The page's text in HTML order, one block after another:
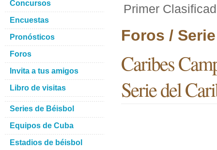
Primer
Foros /
Caribes
Serie del
Concursos
Encuestas
Pronósticos
Foros
Invita a tus amigos
Libro de visitas
Series de Béisbol
Equipos de Cuba
Estadios de béisbol